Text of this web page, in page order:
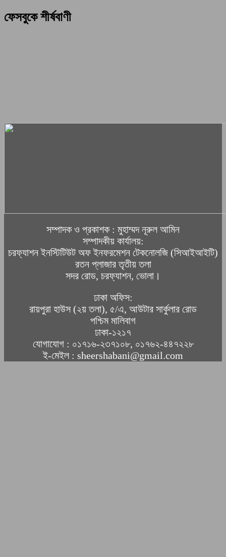
ফেসবুকে শীর্ষবাণী
সম্পাদক ও প্রকাশক : মুহাম্মদ নূরুল আমিন
সম্পাদকীয় কার্যালয়:
চরফ্যাশন ইনস্টিটিউট অফ ইনফরমেশন টেকনোলজি (সিআইআইটি)
রতন প্লাজার তৃতীয় তলা
সদর রোড, চরফ্যাশন, ভোলা।
ঢাকা অফিস:
রায়পুরা হাউস (২য় তলা), ৫/এ, আউটার সার্কুলার রোড
পশ্চিম মালিবাগ
ঢাকা-১২১৭
যোগাযোগ : ০১৭১৬-২৩৭১০৮, ০১৭৬২-৪৪৭২২৮
ই-মেইল : sheershabani@gmail.com